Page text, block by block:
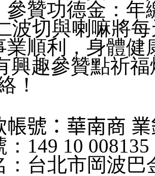
參贊功德金：
波切與喇嘛將
業順利，身體健
興趣參贊點祈
！
帳號：華南商
：149 10 008135
：台北市岡波巴